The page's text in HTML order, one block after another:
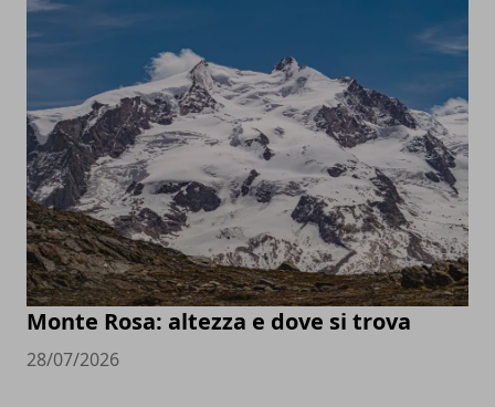
Monte Rosa: altezza e dove si trova
28/07/2026